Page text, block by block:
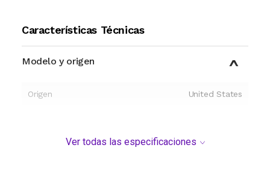
Características Técnicas
Modelo y origen
Origen United States
Ver todas las especificaciones